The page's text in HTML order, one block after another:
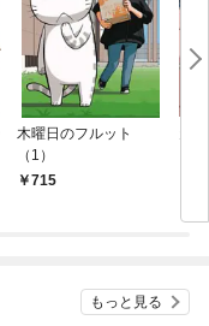
木曜日のフルット
（1）
715
もっと見る